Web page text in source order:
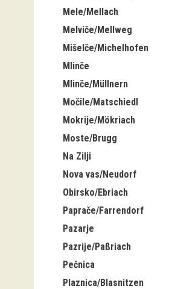
Mele/Mellach
Melviče/Mellweg
Mišelče/Michelhofen
Mlinče
Mlinče/Müllnern
Močile/Matschiedl
Mokrije/Mökriach
Moste/Brugg
Na Zilji
Nova vas/Neudorf
Obirsko/Ebriach
Paprače/Farrendorf
Pazarje
Pazrije/Paßriach
Pečnica
Plaznica/Blasnitzen